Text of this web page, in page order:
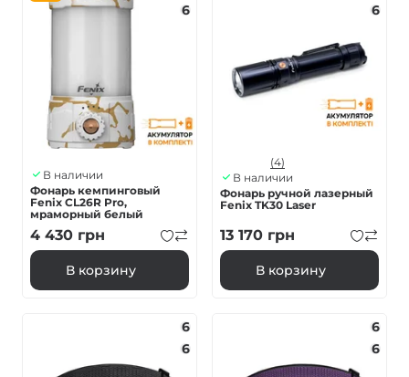
6
В наличии
Фонарь кемпинговый
Fenix ​​CL26R Pro,
мраморный белый
4 430 грн
В корзину
6
(4)
В наличии
Фонарь ручной лазерный
Fenix ​​TK30 Laser
13 170 грн
В корзину
6
6
6
6